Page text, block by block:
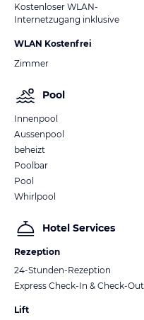
Kostenloser WLAN-
Internetzugang inklusive
WLAN Kostenfrei
Zimmer
Pool
Innenpool
Aussenpool
beheizt
Poolbar
Pool
Whirlpool
Hotel Services
Rezeption
24-Stunden-Rezeption
Express Check-In & Check-Out
Lift